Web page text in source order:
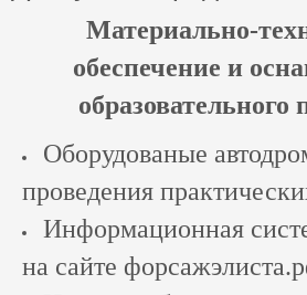
Материально-
обеспечение и
образовательного
Оборудованые
проведения
Информационная
на сайте